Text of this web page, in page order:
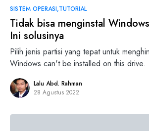
SISTEM OPERASI TUTORIAL
Tidak bisa menginstal
Ini solusinya
Pilih jenis partisi yang tepat untuk
Windows can't be installed on this drive.
Lalu Abd. Rahman
28 Agustus 2022